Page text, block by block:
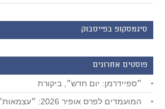
סינמסקופ בפייסבוק
פוסטים אחרונים
״ספיידרמן: יום חדש״, ביקורת
המועמדים לפרס אופיר 2026: ״עצמאות״ מוביל